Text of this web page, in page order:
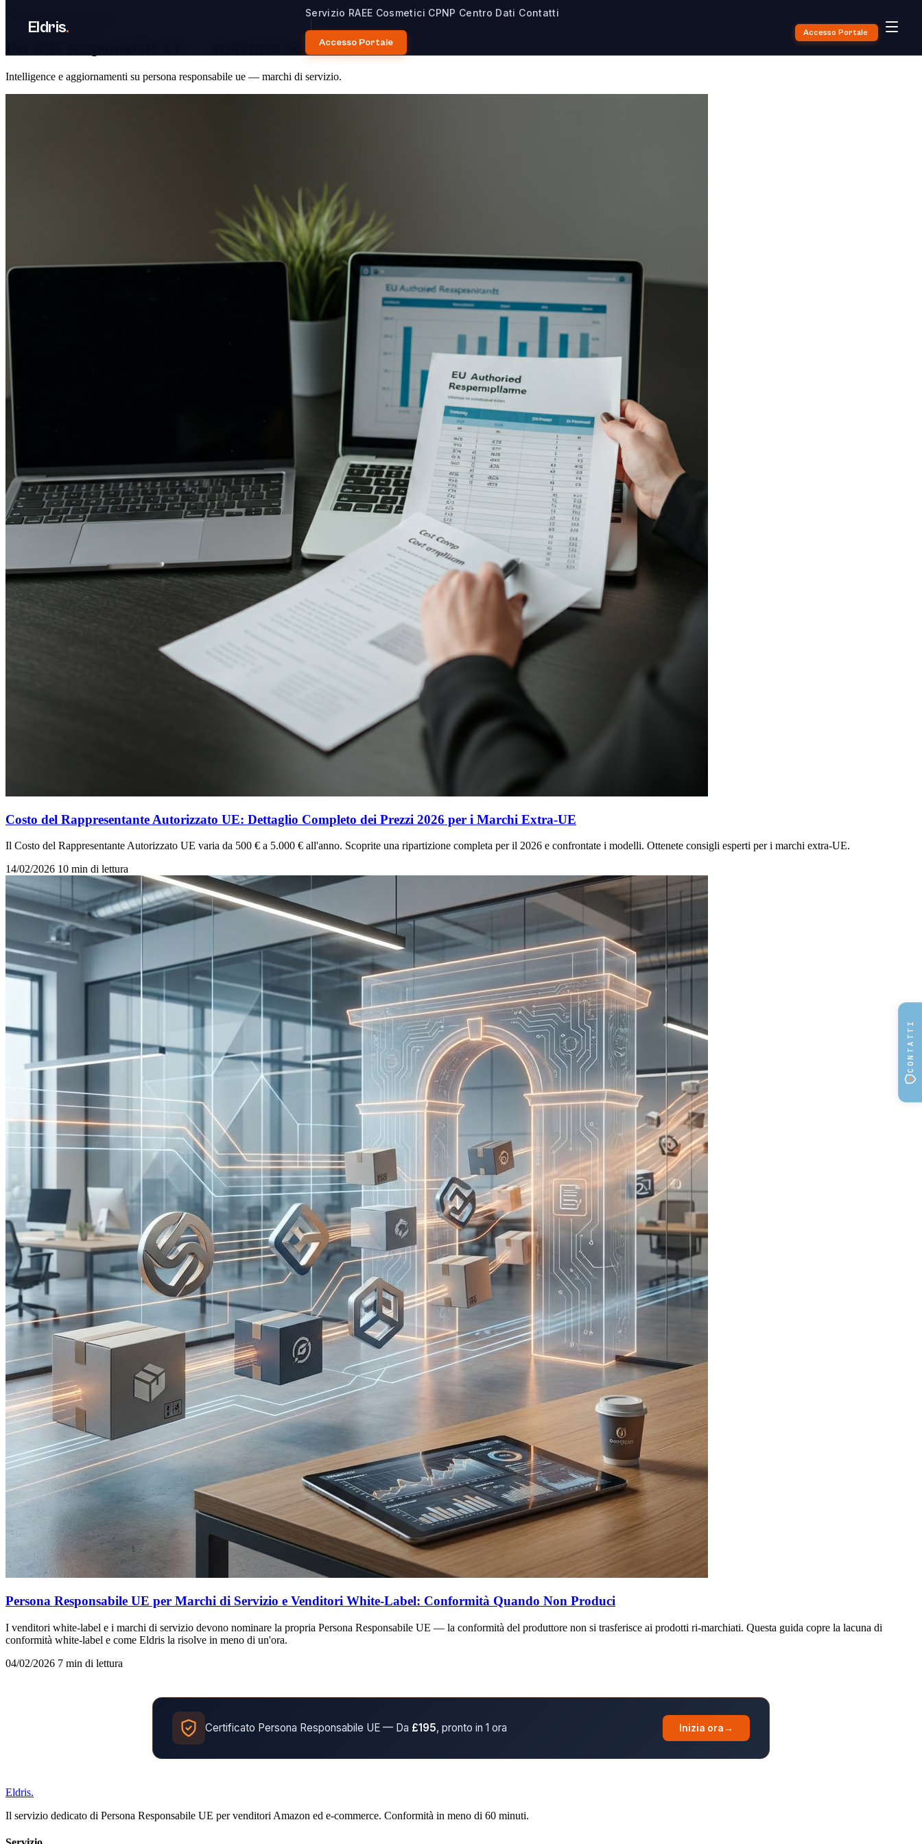
Eldris.
Servizio RAEE Cosmetici CPNP Centro Dati Contatti
Accesso Portale
Accesso Portale
Persona Responsabile UE — Marchi di Servizio
Intelligence e aggiornamenti su persona responsabile ue — marchi di servizio.
Costo del Rappresentante Autorizzato UE: Dettaglio Completo dei Prezzi 2026 per i Marchi Extra-UE
Il Costo del Rappresentante Autorizzato UE varia da 500 € a 5.000 € all'anno. Scoprite una ripartizione completa per il 2026 e confrontate i modelli. Ottenete consigli esperti per i marchi extra-UE.
14/02/2026 10 min di lettura
Persona Responsabile UE per Marchi di Servizio e Venditori White-Label: Conformità Quando Non Produci
I venditori white-label e i marchi di servizio devono nominare la propria Persona Responsabile UE — la conformità del produttore non si trasferisce ai prodotti ri-marchiati. Questa guida copre la lacuna di
conformità white-label e come Eldris la risolve in meno di un'ora.
04/02/2026 7 min di lettura
Certificato Persona Responsabile UE — Da £195, pronto in 1 ora Inizia ora→
Eldris.
Il servizio dedicato di Persona Responsabile UE per venditori Amazon ed e-commerce. Conformità in meno di 60 minuti.
CONTATTI